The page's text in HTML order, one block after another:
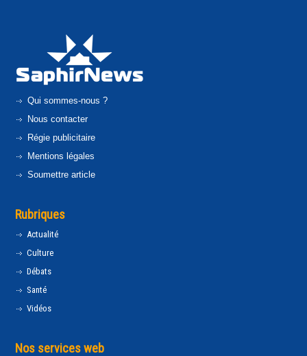
Qui sommes-nous ?
Nous contacter
Régie publicitaire
Mentions légales
Soumettre article
Rubriques
Actualité
Culture
Débats
Santé
Vidéos
Nos services web